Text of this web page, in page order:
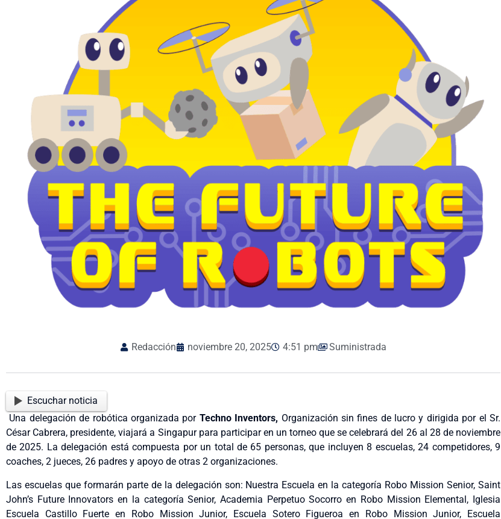
Redacción noviembre 20, 2025 4:51 pm Suministrada
Escuchar noticia
Una delegación de robótica organizada por Techno Inventors, Organización sin fines de lucro y dirigida por el Sr.
César Cabrera, presidente, viajará a Singapur para participar en un torneo que se celebrará del 26 al 28 de noviembre
de 2025. La delegación está compuesta por un total de 65 personas, que incluyen 8 escuelas, 24 competidores, 9
coaches, 2 jueces, 26 padres y apoyo de otras 2 organizaciones.
Las escuelas que formarán parte de la delegación son: Nuestra Escuela en la categoría Robo Mission Senior, Saint
John’s Future Innovators en la categoría Senior, Academia Perpetuo Socorro en Robo Mission Elemental, Iglesia
Escuela Castillo Fuerte en Robo Mission Junior, Escuela Sotero Figueroa en Robo Mission Junior, Escuela